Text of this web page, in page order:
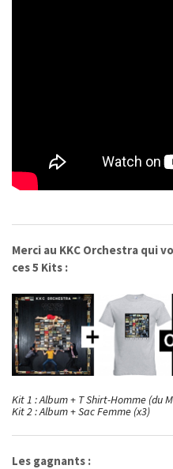
Merci au KKC Orchestra qui
ces 5 Kits :
Kit 1 : Album + T Shirt-Homme (du
Kit 2 : Album + Sac Femme (x3)
Les gagnants :